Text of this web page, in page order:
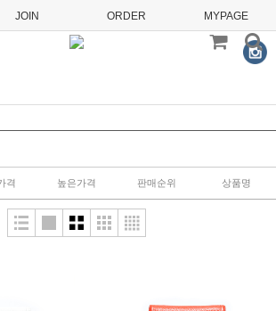
JOIN ORDER MYPAGE
격 높은가격 판매순위 상품명